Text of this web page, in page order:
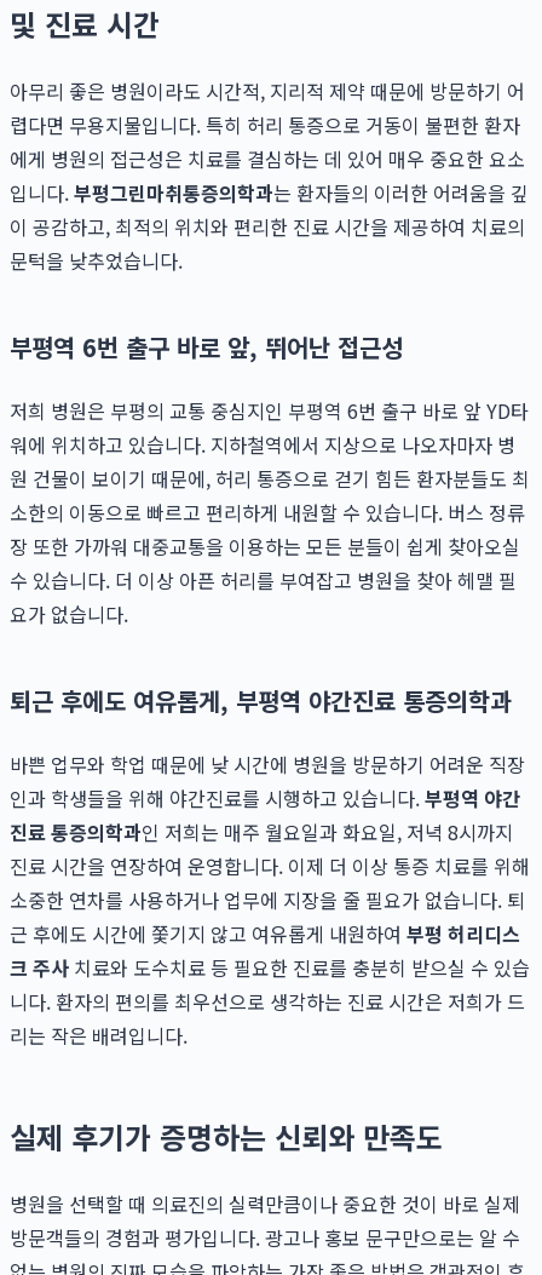
및 진료 시간
아무리 좋은 병원이라도 시간적, 지리적 제약 때문에 방문하기 어
렵다면 무용지물입니다. 특히 허리 통증으로 거동이 불편한 환자
에게 병원의 접근성은 치료를 결심하는 데 있어 매우 중요한 요소
입니다.부평그린마취통증의학과는 환자들의 이러한 어려움을 깊
이 공감하고, 최적의 위치와 편리한 진료 시간을 제공하여 치료의
문턱을 낮추었습니다.
부평역 6번 출구 바로 앞, 뛰어난 접근성
저희 병원은 부평의 교통 중심지인 부평역 6번 출구 바로 앞 YD타
워에 위치하고 있습니다. 지하철역에서 지상으로 나오자마자 병
원 건물이 보이기 때문에, 허리 통증으로 걷기 힘든 환자분들도 최
소한의 이동으로 빠르고 편리하게 내원할 수 있습니다. 버스 정류
장 또한 가까워 대중교통을 이용하는 모든 분들이 쉽게 찾아오실
수 있습니다. 더 이상 아픈 허리를 부여잡고 병원을 찾아 헤맬 필
요가 없습니다.
퇴근 후에도 여유롭게, 부평역 야간진료 통증의학과
바쁜 업무와 학업 때문에 낮 시간에 병원을 방문하기 어려운 직장
인과 학생들을 위해 야간진료를 시행하고 있습니다.부평역 야간
진료 통증의학과인 저희는 매주 월요일과 화요일, 저녁 8시까지
진료 시간을 연장하여 운영합니다. 이제 더 이상 통증 치료를 위해
소중한 연차를 사용하거나 업무에 지장을 줄 필요가 없습니다. 퇴
근 후에도 시간에 쫓기지 않고 여유롭게 내원하여 부평 허리디스
크 주사 치료와 도수치료 등 필요한 진료를 충분히 받으실 수 있습
니다. 환자의 편의를 최우선으로 생각하는 진료 시간은 저희가 드
리는 작은 배려입니다.
실제 후기가 증명하는 신뢰와 만족도
병원을 선택할 때 의료진의 실력만큼이나 중요한 것이 바로 실제
방문객들의 경험과 평가입니다. 광고나 홍보 문구만으로는 알 수